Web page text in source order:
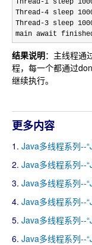
Thread-1 sleep
Thread-4 sleep
Thread-3 sleep
main await
结果说明：主线程通
程，每一个都通过
继续执行。
更多内容
1. Java多线程系列--
2. Java多线程系列--
3. Java多线程系列--
4. Java多线程系列--
5. Java多线程系列--
6. Java多线程系列--